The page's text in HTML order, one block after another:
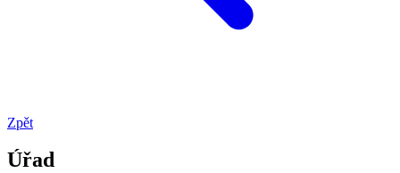
Zpět
Úřad